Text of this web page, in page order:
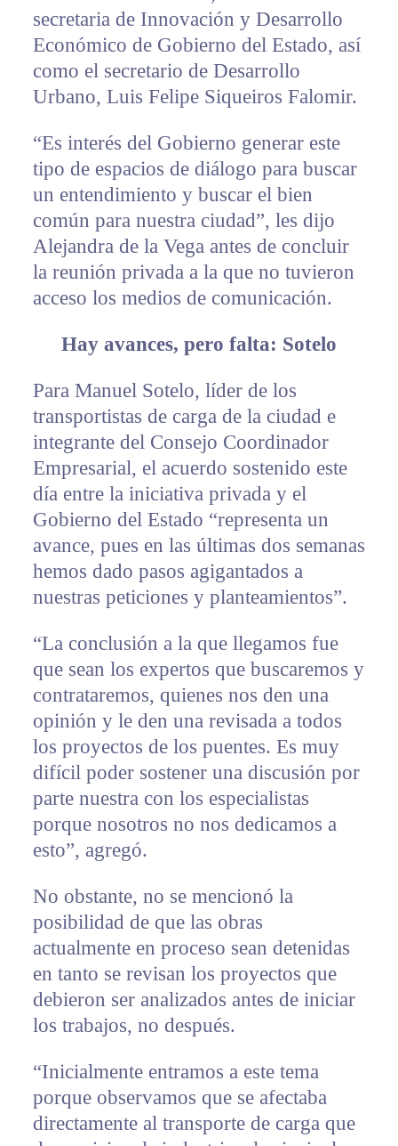
secretaria de Innovación y Desarrollo
Económico de Gobierno del Estado, así
como el secretario de Desarrollo
Urbano, Luis Felipe Siqueiros Falomir.
“Es interés del Gobierno generar este
tipo de espacios de diálogo para buscar
un entendimiento y buscar el bien
común para nuestra ciudad”, les dijo
Alejandra de la Vega antes de concluir
la reunión privada a la que no tuvieron
acceso los medios de comunicación.
Hay avances, pero falta: Sotelo
Para Manuel Sotelo, líder de los
transportistas de carga de la ciudad e
integrante del Consejo Coordinador
Empresarial, el acuerdo sostenido este
día entre la iniciativa privada y el
Gobierno del Estado “representa un
avance, pues en las últimas dos semanas
hemos dado pasos agigantados a
nuestras peticiones y planteamientos”.
“La conclusión a la que llegamos fue
que sean los expertos que buscaremos y
contrataremos, quienes nos den una
opinión y le den una revisada a todos
los proyectos de los puentes. Es muy
difícil poder sostener una discusión por
parte nuestra con los especialistas
porque nosotros no nos dedicamos a
esto”, agregó.
No obstante, no se mencionó la
posibilidad de que las obras
actualmente en proceso sean detenidas
en tanto se revisan los proyectos que
debieron ser analizados antes de iniciar
los trabajos, no después.
“Inicialmente entramos a este tema
porque observamos que se afectaba
directamente al transporte de carga que